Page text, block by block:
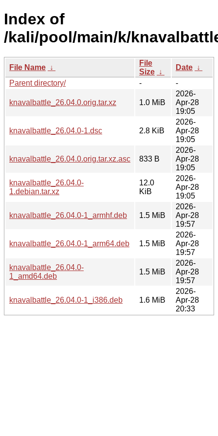
Index of
/kali/pool/main/k/
File Name ↓
File
Size ↓
Date ↓
Parent directory/
- -
knavalbattle_26.04.0.orig.tar.xz 1.0 MiB
2026-
Apr-28
19:05
knavalbattle_26.04.0-1.dsc 2.8 KiB
2026-
Apr-28
19:05
knavalbattle_26.04.0.orig.tar.xz.asc 833 B
2026-
Apr-28
19:05
knavalbattle_26.04.0-
1.debian.tar.xz
12.0
KiB
2026-
Apr-28
19:05
knavalbattle_26.04.0-1_armhf.deb 1.5 MiB
2026-
Apr-28
19:57
knavalbattle_26.04.0-1_arm64.deb 1.5 MiB
2026-
Apr-28
19:57
knavalbattle_26.04.0-
1_amd64.deb
1.5 MiB
2026-
Apr-28
19:57
knavalbattle_26.04.0-1_i386.deb 1.6 MiB
2026-
Apr-28
20:33